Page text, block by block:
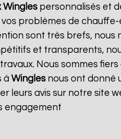
Winglespersonnalisés et
problèmes de chauffe-
sont très brefs, nous
et transparents,
Nous sommes
à Winglesnous ont donné
leurs avis sur notre site
engagement